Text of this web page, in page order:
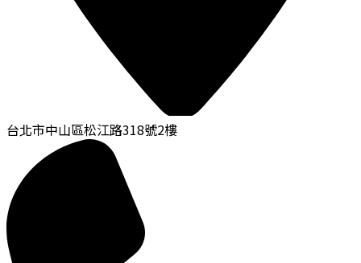
台北市中山區松江路318號2樓